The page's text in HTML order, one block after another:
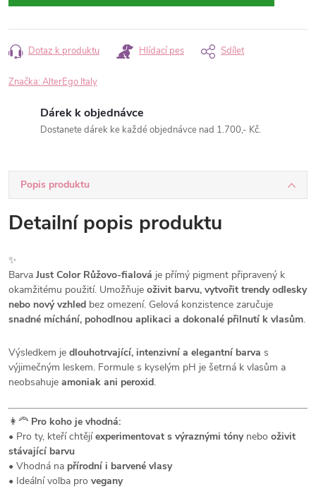
Dotaz k produktu Hlídací pes Sdílet
Značka: AlterEgo Italy
Dárek k objednávce
Dostanete dárek ke každé objednávce nad 1.700,- Kč.
Popis produktu
Detailní popis produktu
✨
Barva Just Color Růžovo-fialová je přímý pigment připravený k
okamžitému použití. Umožňuje oživit barvu, vytvořit trendy odlesky
nebo nový vzhled bez omezení. Gelová konzistence zaručuje
snadné míchání, pohodlnou aplikaci a dokonalé přilnutí k vlasům.
Výsledkem je dlouhotrvající, intenzivní a elegantní barva s
výjimečným leskem. Formule s kyselým pH je šetrná k vlasům a
neobsahuje amoniak ani peroxid.
👩‍🦰 Pro koho je vhodná:
• Pro ty, kteří chtějíexperimentovat s výraznými tónynebo oživit
stávající barvu
• Vhodná na přírodní i barvené vlasy
• Ideální volba pro vegany